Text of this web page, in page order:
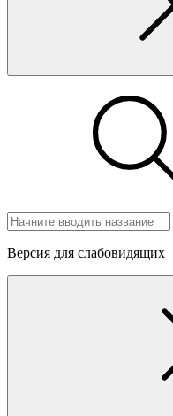
Версия для слабовидящих